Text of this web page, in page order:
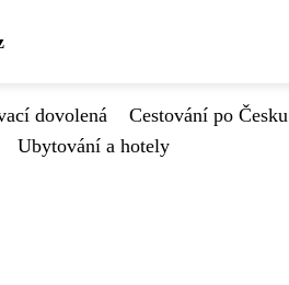
dovolená Cestování po Česku
Ubytování a hotely